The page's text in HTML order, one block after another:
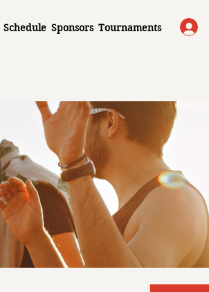
Schedule Sponsors Tournaments